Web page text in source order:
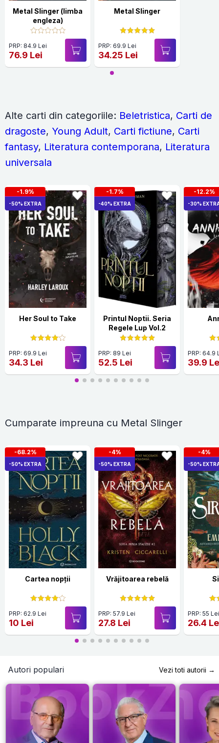
Metal Slinger (limba
engleza)
PRP: 84.9 Lei
76.9 Lei
Metal Slinger
PRP: 69.9 Lei
34.25 Lei
Alte carti din categoriile: Beletristica, Carti de
dragoste, Young Adult, Carti fictiune, Carti
fantasy, Literatura contemporana, Literatura
universala
-1.9%
-50% EXTRA
Her Soul to Take
PRP: 69.9 Lei
34.3 Lei
-1.7%
-40% EXTRA
Printul Noptii. Seria
Regele Lup Vol.2
PRP: 89 Lei
52.5 Lei
-12.2%
-30%
PRP: 64.9
39.9
Cumparate impreuna cu Metal Slinger
-68.2%
-50% EXTRA
Cartea nopții
PRP: 62.9 Lei
10 Lei
-4%
-50% EXTRA
Vrăjitoarea rebelă
PRP: 57.9 Lei
27.8 Lei
-4%
-50%
PRP: 55
26.4
Autori populari Vezi toti autorii →